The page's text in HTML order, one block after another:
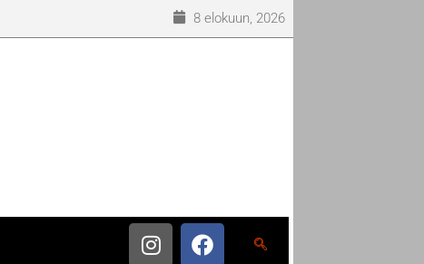
8 elokuun, 2026